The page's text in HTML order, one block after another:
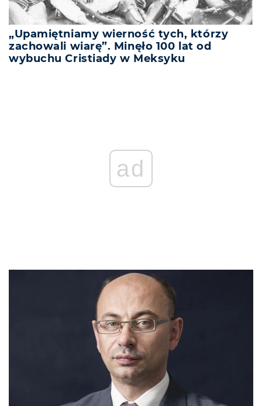
„Upamiętniamy wierność tych, którzy
zachowali wiarę”. Minęło 100 lat od
wybuchu Cristiady w Meksyku
ad